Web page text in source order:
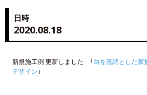
日時
2020.08.18
新規施工例 更新しました 「白を基調とした家
デザイン 」